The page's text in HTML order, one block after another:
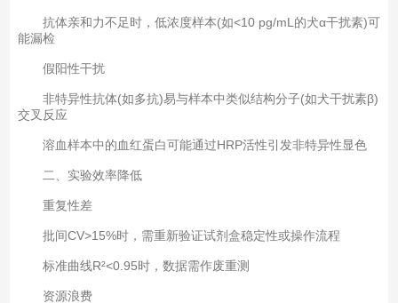
抗体亲和力不足时，低浓度样本(如<10 pg/mL的犬α干扰素)可
能漏检
假阳性干扰‌
非特异性抗体(如多抗)易与样本中类似结构分子(如犬干扰素β)
交叉反应‌
溶血样本中的血红蛋白可能通过HRP活性引发非特异性显色‌
二、实验效率降低
重复性差‌
批间CV>15%时，需重新验证试剂盒稳定性或操作流程
标准曲线R²<0.95时，数据需作废重测‌
资源浪费‌